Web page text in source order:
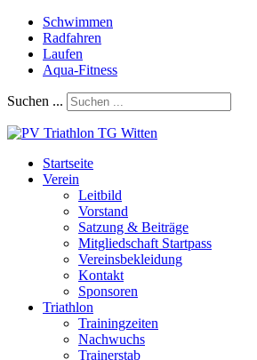
Schwimmen
Radfahren
Laufen
Aqua-Fitness
Suchen ...
Startseite
Verein
Leitbild
Vorstand
Satzung & Beiträge
Mitgliedschaft Startpass
Vereinsbekleidung
Kontakt
Sponsoren
Triathlon
Trainingzeiten
Nachwuchs
Trainerstab